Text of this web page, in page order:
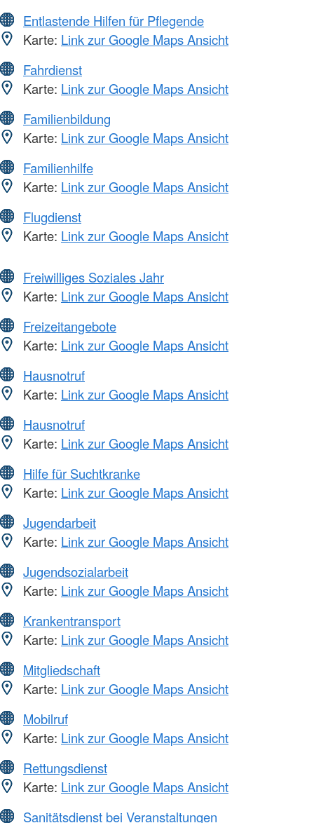
Entlastende Hilfen für Pflegende
Karte: Link zur Google Maps Ansicht
Fahrdienst
Karte: Link zur Google Maps Ansicht
Familienbildung
Karte: Link zur Google Maps Ansicht
Familienhilfe
Karte: Link zur Google Maps Ansicht
Flugdienst
Karte: Link zur Google Maps Ansicht
Freiwilliges Soziales Jahr
Karte: Link zur Google Maps Ansicht
Freizeitangebote
Karte: Link zur Google Maps Ansicht
Hausnotruf
Karte: Link zur Google Maps Ansicht
Hausnotruf
Karte: Link zur Google Maps Ansicht
Hilfe für Suchtkranke
Karte: Link zur Google Maps Ansicht
Jugendarbeit
Karte: Link zur Google Maps Ansicht
Jugendsozialarbeit
Karte: Link zur Google Maps Ansicht
Krankentransport
Karte: Link zur Google Maps Ansicht
Mitgliedschaft
Karte: Link zur Google Maps Ansicht
Mobilruf
Karte: Link zur Google Maps Ansicht
Rettungsdienst
Karte: Link zur Google Maps Ansicht
Sanitätsdienst bei Veranstaltungen